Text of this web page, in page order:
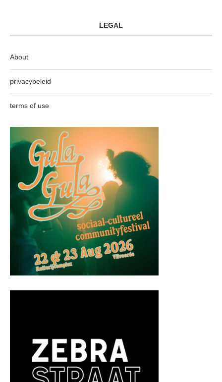
LEGAL
About
privacybeleid
terms of use